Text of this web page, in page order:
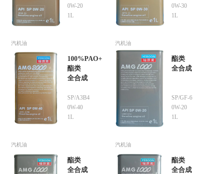
0W-20
1L
0W-30
1L
汽机油
100%PAO+
酯类
全合成
SP/A3B4
0W-40
1L
汽机油
酯类
全合成
SP/GF-6
0W-20
1L
汽机油
酯类
全合成
汽机油
酯类
全合成